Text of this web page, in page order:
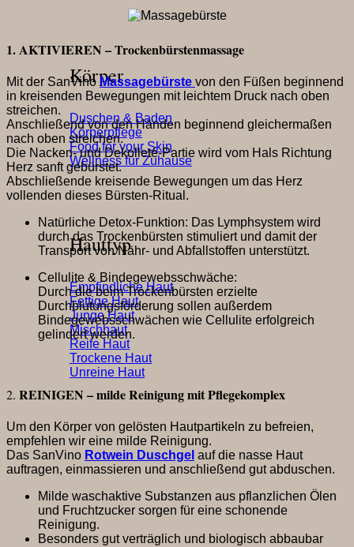
Körper
Duschen & Baden
Körperpflege
Food for your Skin
Wellness für Zuhause
Hauttyp
Empfindliche Haut
Fettige Haut
Junge Haut
Mischhaut
Reife Haut
Trockene Haut
Unreine Haut
1. AKTIVIEREN – Trockenbürstenmassage
Mit der SanVino Massagebürste von den Füßen beginnend
in kreisenden Bewegungen mit leichtem Druck nach oben
streichen.
Anschließend von den Händen beginnend gleichermaßen
nach oben streichen.
Die Nacken- und Dekolleté-Partie wird vom Hals Richtung
Herz sanft gebürstet.
Abschließende kreisende Bewegungen um das Herz
vollenden dieses Bürsten-Ritual.
Natürliche Detox-Funktion: Das Lymphsystem wird
durch das Trockenbürsten stimuliert und damit der
Transport von Nähr- und Abfallstoffen unterstützt.
Cellulite & Bindegewebsschwäche:
Durch die beim Trockenbürsten erzielte
Durchblutungsförderung sollen außerdem
Bindegewebsschwächen wie Cellulite erfolgreich
gelindert werden.
2. REINIGEN – milde Reinigung mit Pflegekomplex
Um den Körper von gelösten Hautpartikeln zu befreien,
empfehlen wir eine milde Reinigung.
Das SanVino Rotwein Duschgel auf die nasse Haut
auftragen, einmassieren und anschließend gut abduschen.
Milde waschaktive Substanzen aus pflanzlichen Ölen
und Fruchtzucker sorgen für eine schonende
Reinigung.
Besonders gut verträglich und biologisch abbaubar